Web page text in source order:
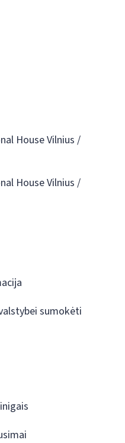
House Vilnius /
House Vilnius /
sumokėti